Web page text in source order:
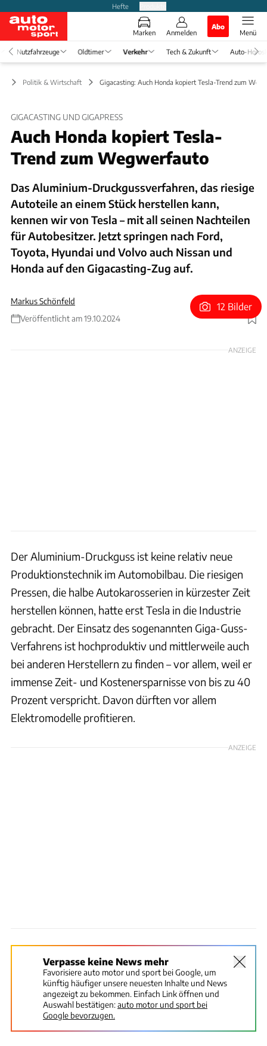
Hefte
Marken Anmelden
Abo
Menü
Nutzfahrzeuge Oldtimer Verkehr Tech & Zukunft Auto-
Politik & Wirtschaft Gigacasting: Auch Honda kopiert Tesla-Trend zum
GIGACASTING UND GIGAPRESS
Auch Honda kopiert Tesla-
Trend zum Wegwerfauto
Das Aluminium-Druckgussverfahren, das riesige
Autoteile an einem Stück herstellen kann,
kennen wir von Tesla – mit all seinen Nachteilen
für Autobesitzer. Jetzt springen nach Ford,
Toyota, Hyundai und Volvo auch Nissan und
Honda auf den Gigacasting-Zug auf.
Markus Schönfeld
Veröffentlicht am 19.10.2024
Foto: Idra/Schönfeld
12 Bilder
ANZEIGE
Der Aluminium-Druckguss ist keine relativ neue
Produktionstechnik im Automobilbau. Die riesigen
Pressen, die halbe Autokarosserien in kürzester Zeit
herstellen können, hatte erst Tesla in die Industrie
gebracht. Der Einsatz des sogenannten Giga-Guss-
Verfahrens ist hochproduktiv und mittlerweile auch
bei anderen Herstellern zu finden – vor allem, weil er
immense Zeit- und Kostenersparnisse von bis zu 40
Prozent verspricht. Davon dürften vor allem
Elektromodelle profitieren.
ANZEIGE
Verpasse keine News mehr
Favorisiere auto motor und sport bei Google, um
künftig häufiger unsere neuesten Inhalte und News
angezeigt zu bekommen. Einfach Link öffnen und
Auswahl bestätigen:auto motor und sport bei
Google bevorzugen.